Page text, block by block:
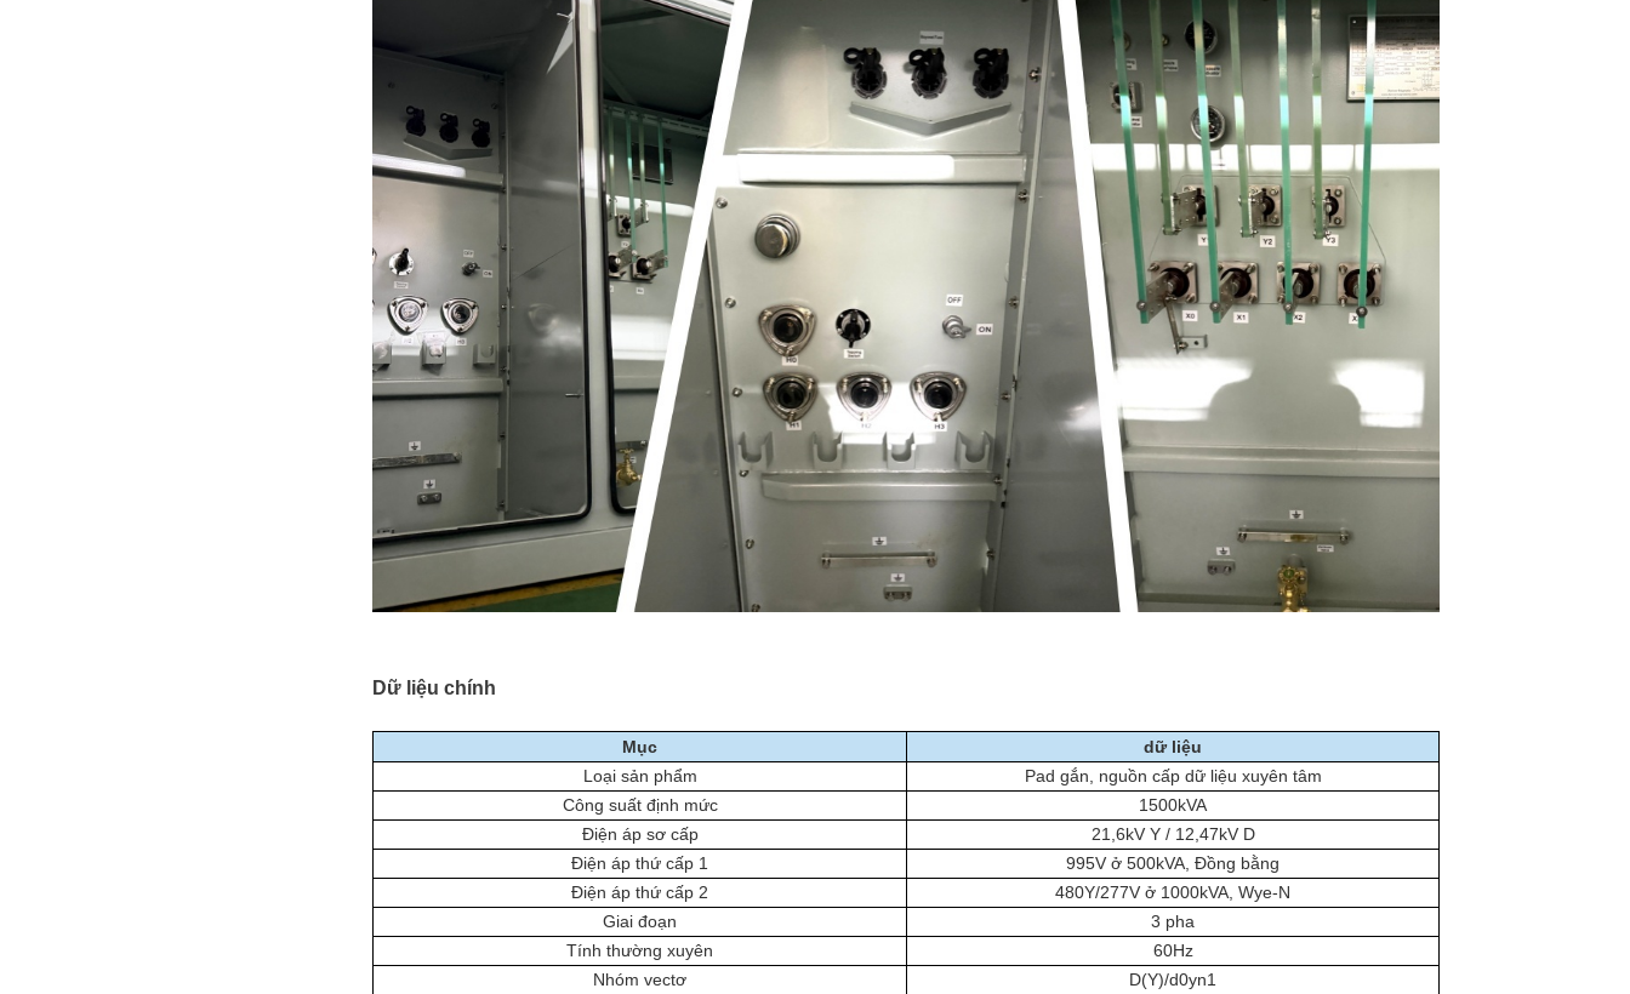
Dữ liệu chính
Mục
dữ liệu
Loại sản phẩm
Pad gắn, nguồn cấp dữ liệu xuyên tâm
Công suất định mức
1500kVA
Điện áp sơ cấp
21,6kV Y / 12,47kV D
Điện áp thứ cấp 1
995V ở 500kVA, Đồng bằng
Điện áp thứ cấp 2
480Y/277V ở 1000kVA, Wye-N
Giai đoạn
3 pha
Tính thường xuyên
60Hz
Nhóm vectơ
D(Y)/d0yn1